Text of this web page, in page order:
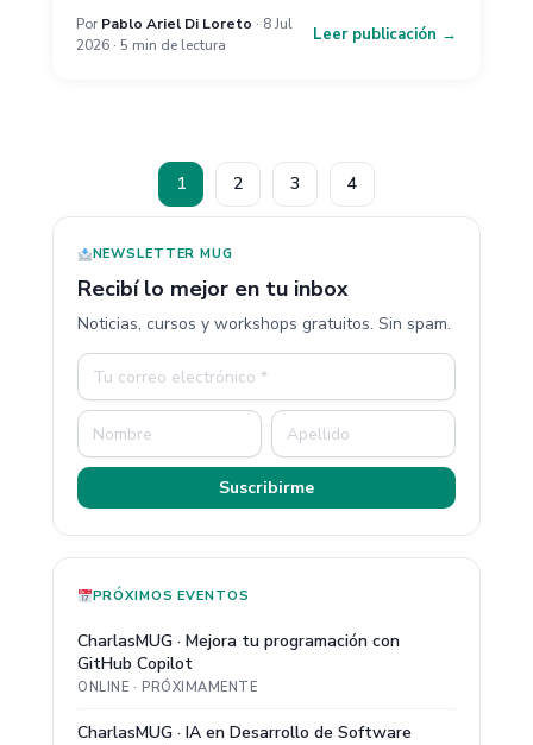
Por Pablo Ariel Di Loreto · 8 Jul
2026 · 5 min de lectura
Leer publicación →
1 2 3 4
NEWSLETTER MUG
Recibí lo mejor en tu inbox
Noticias, cursos y workshops gratuitos. Sin spam.
Suscribirme
PRÓXIMOS EVENTOS
CharlasMUG · Mejora tu programación con
GitHub Copilot
ONLINE · PRÓXIMAMENTE
CharlasMUG · IA en Desarrollo de Software